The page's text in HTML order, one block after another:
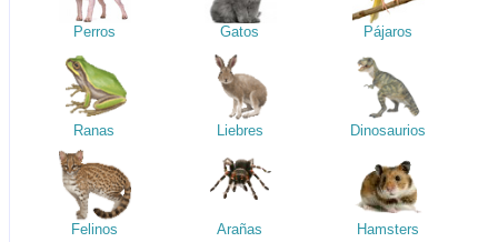
Perros Gatos Pájaros
Ranas Liebres Dinosaurios
Felinos Arañas Hamsters